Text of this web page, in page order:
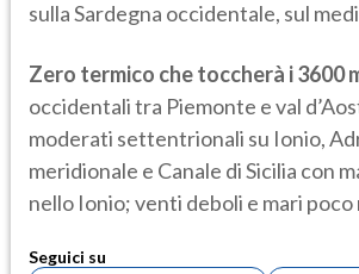
sulla Sardegna occidentale, sul
Zero termico che toccherà i 3600
occidentali tra Piemonte e val
moderati settentrionali su Ionio,
meridionale e Canale di Sicilia con
nello Ionio; venti deboli e mari poco
Seguici su